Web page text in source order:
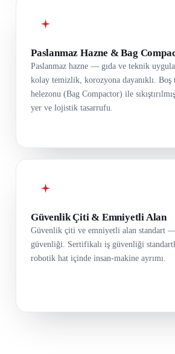
Paslanmaz Hazne & Bag
Paslanmaz hazne — gıda ve teknik
kolay temizlik, korozyona dayanıklı. Boş
helezonu (Bag Compactor) ile
yer ve lojistik tasarrufu.
Güvenlik Çiti & Emniyetli Alan
Güvenlik çiti ve emniyetli alan standart
güvenliği. Sertifikalı iş güvenliği
robotik hat içinde insan-makine ayrımı.